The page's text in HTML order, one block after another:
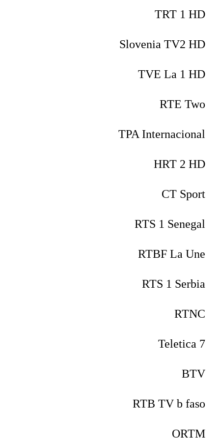
TRT 1 HD
Slovenia TV2 HD
TVE La 1 HD
RTE Two
TPA Internacional
HRT 2 HD
CT Sport
RTS 1 Senegal
RTBF La Une
RTS 1 Serbia
RTNC
Teletica 7
BTV
RTB TV b faso
ORTM